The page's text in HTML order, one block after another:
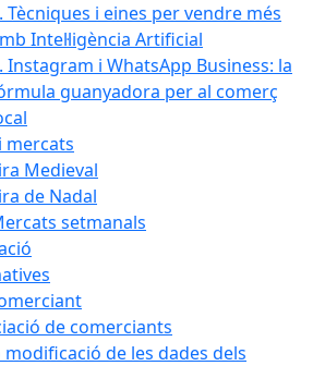
Tècniques i eines per vendre més
Intel·ligència Artificial
Instagram i WhatsApp Business: la
guanyadora per al comerç
mercats
Medieval
de Nadal
setmanals
de comerciants
modificació de les dades dels